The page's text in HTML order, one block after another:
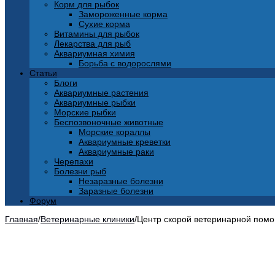
Корм для рыбок
Замороженные корма
Сухие корма
Витамины для рыбок
Лекарства для рыб
Аквариумная химия
Борьба с водорослями
Статьи
Блоги
Аквариумные растения
Аквариумные рыбки
Морские рыбки
Беспозвоночные животные
Морские кораллы
Аквариумные креветки
Аквариумные раки
Черепахи
Болезни рыб
Незаразные болезни
Заразные болезни
Форум
Главная/Ветеринарные клиники/Центр скорой ветеринарной